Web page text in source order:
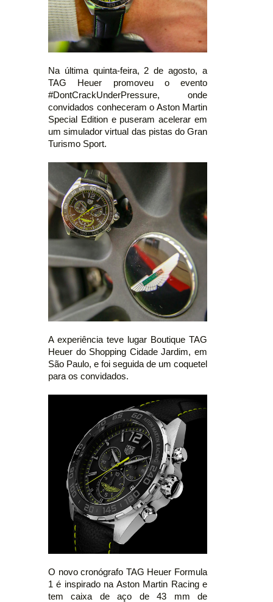
Na última quinta-feira, 2 de agosto, a
TAG Heuer promoveu o evento
#DontCrackUnderPressure, onde
convidados conheceram o Aston Martin
Special Edition e puseram acelerar em
um simulador virtual das pistas do Gran
Turismo Sport.
A experiência teve lugar Boutique TAG
Heuer do Shopping Cidade Jardim, em
São Paulo, e foi seguida de um coquetel
para os convidados.
O novo cronógrafo TAG Heuer Formula
1 é inspirado na Aston Martin Racing e
tem caixa de aço de 43 mm de